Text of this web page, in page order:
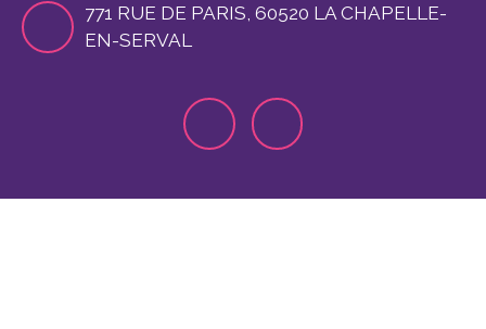
771 RUE DE PARIS, 60520 LA CHAPELLE-
EN-SERVAL